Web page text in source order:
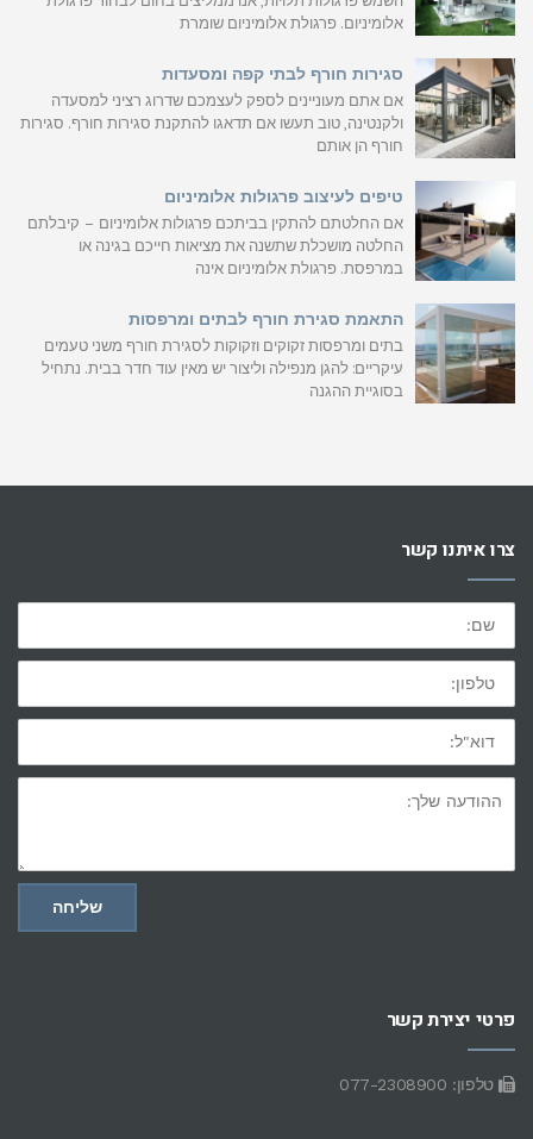
אלומיניום. פרגולת אלומיניום שומרת
סגירות חורף לבתי קפה ומסעדות
אם אתם מעוניינים לספק לעצמכם שדרוג רציני למסעדה
ולקנטינה, טוב תעשו אם תדאגו להתקנת סגירות חורף. סגירות
חורף הן אותם
טיפים לעיצוב פרגולות אלומיניום
אם החלטתם להתקין בביתכם פרגולות אלומיניום – קיבלתם
החלטה מושכלת שתשנה את מציאות חייכם בגינה או
במרפסת. פרגולת אלומיניום אינה
התאמת סגירת חורף לבתים ומרפסות
בתים ומרפסות זקוקים וזקוקות לסגירת חורף משני טעמים
עיקריים: להגן מנפילה וליצור יש מאין עוד חדר בבית. נתחיל
בסוגיית ההגנה
צרו איתנו קשר
שם:
טלפון:
דוא"ל:
ההודעה
שלך:
שליחה
פרטי יצירת קשר
טלפון: 077-2308900